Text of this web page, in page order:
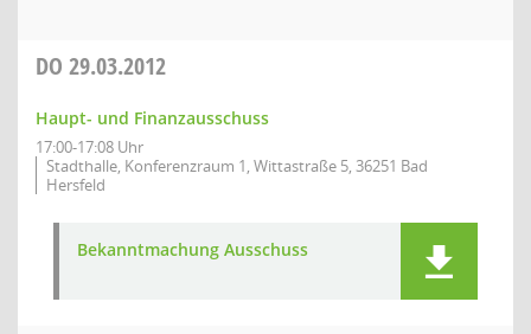
DO 29.03.2012
Haupt- und Finanzausschuss
17:00-17:08 Uhr
Stadthalle, Konferenzraum 1, Wittastraße 5, 36251 Bad
Hersfeld
Bekanntmachung Ausschuss